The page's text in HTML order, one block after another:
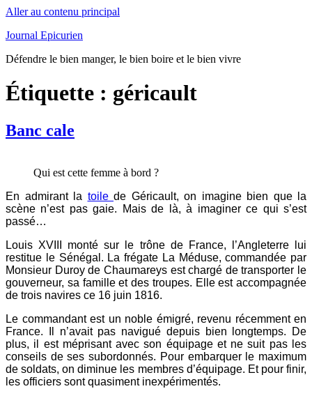
Aller au contenu principal
Journal Epicurien
Défendre le bien manger, le bien boire et le bien vivre
Étiquette : géricault
Banc cale
Qui est cette femme à bord ?
En admirant la toile de Géricault, on imagine bien que la
scène n’est pas gaie. Mais de là, à imaginer ce qui s’est
passé…
Louis XVIII monté sur le trône de France, l’Angleterre lui
restitue le Sénégal. La frégate La Méduse, commandée par
Monsieur Duroy de Chaumareys est chargé de transporter le
gouverneur, sa famille et des troupes. Elle est accompagnée
de trois navires ce 16 juin 1816.
Le commandant est un noble émigré, revenu récemment en
France. Il n’avait pas navigué depuis bien longtemps. De
plus, il est méprisant avec son équipage et ne suit pas les
conseils de ses subordonnés. Pour embarquer le maximum
de soldats, on diminue les membres d’équipage. Et pour finir,
les officiers sont quasiment inexpérimentés.